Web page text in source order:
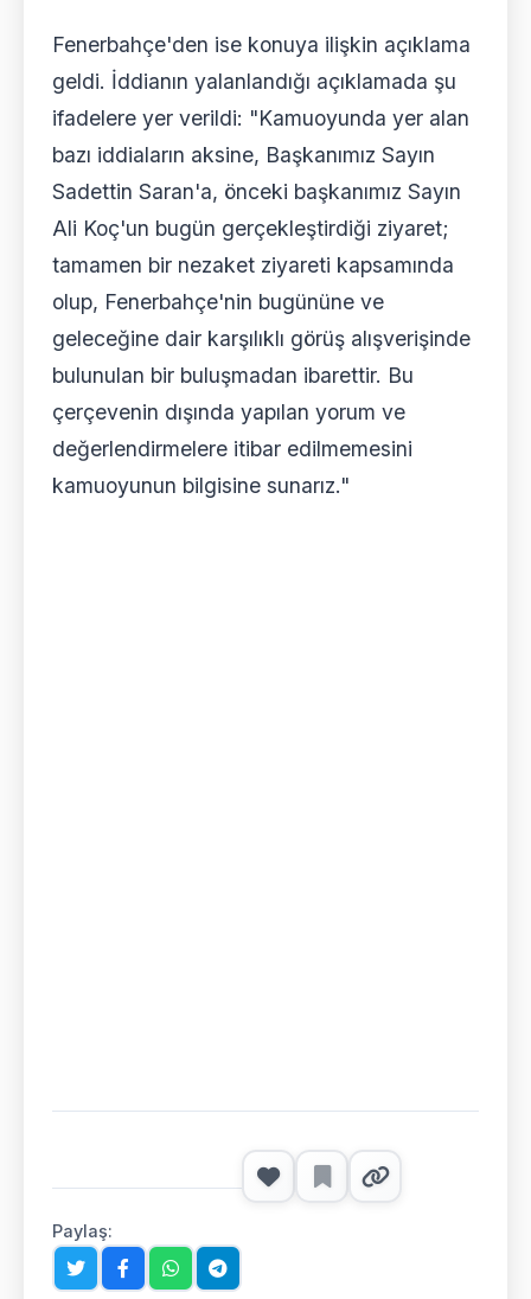
Fenerbahçe'den ise konuya ilişkin açıklama
geldi. İddianın yalanlandığı açıklamada şu
ifadelere yer verildi: "Kamuoyunda yer alan
bazı iddiaların aksine, Başkanımız Sayın
Sadettin Saran'a, önceki başkanımız Sayın
Ali Koç'un bugün gerçekleştirdiği ziyaret;
tamamen bir nezaket ziyareti kapsamında
olup, Fenerbahçe'nin bugününe ve
geleceğine dair karşılıklı görüş alışverişinde
bulunulan bir buluşmadan ibarettir. Bu
çerçevenin dışında yapılan yorum ve
değerlendirmelere itibar edilmemesini
kamuoyunun bilgisine sunarız."
Paylaş: